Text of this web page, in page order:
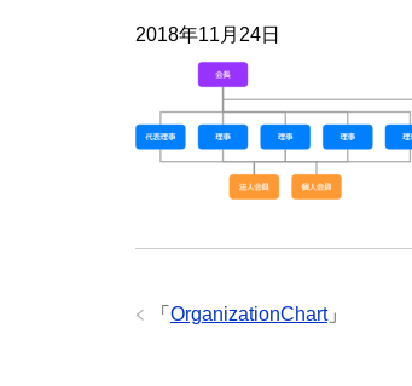
2018年11月24日
「 OrganizationChart」